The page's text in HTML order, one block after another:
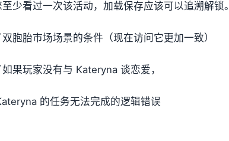
少看过一次该活动，加载保存应该可以追溯解锁。
胞胎市场场景的条件（现在访问它更加一致）
果玩家没有与 Kateryna 谈恋爱，
的任务无法完成的逻辑错误